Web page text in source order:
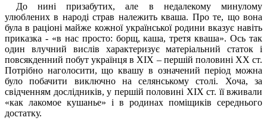
До нині призабутих, але в недалекому минулому
улюблених в народі страв належить кваша. Про те, що вона
була в раціоні майже кожної української родини вказує навіть
приказка - «в нас просто: борщ, каша, третя кваша». Ось так
один влучний вислів характеризує матеріальний статок і
повсякденний побут українця в ХІХ – першій половині ХХ ст.
Потрібно наголосити, що квашу в означений період можна
було побачити виключно на селянському столі. Хоча, за
свідченням дослідників, у першій половині ХІХ ст. її вживали
«как лакомое кушанье» і в родинах поміщиків середнього
достатку.